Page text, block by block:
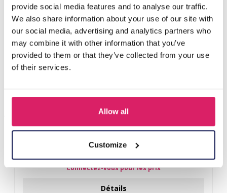
provide social media features and to analyse our traffic.
We also share information about your use of our site with
our social media, advertising and analytics partners who
may combine it with other information that you’ve
provided to them or that they’ve collected from your use
of their services.
Allow all
Customize
D'autres ont acheté aussi
D-F5.5 E620-017G S. Steel 316L CZ Ear Piercing 12mm
Connectez-vous pour les prix
Détails